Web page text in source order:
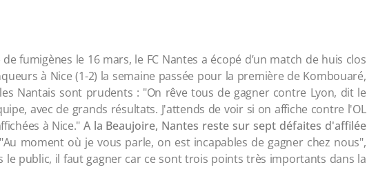
fumigènes le 16 mars, le FC Nantes a écopé d’un match de huis clos
à Nice (1-2) la semaine passée pour la première de Kombouaré,
Nantais sont prudents : "On rêve tous de gagner contre Lyon, dit le
avec de grands résultats. J'attends de voir si on affiche contre l'OL
à Nice." A la Beaujoire, Nantes reste sur sept défaites d'affilée
"Au moment où je vous parle, on est incapables de gagner chez nous",
le public, il faut gagner car ce sont trois points très importants dans la